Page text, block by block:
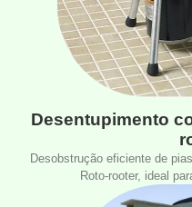
Desentupimento
Desobstrução eficiente de
Roto-rooter, ideal